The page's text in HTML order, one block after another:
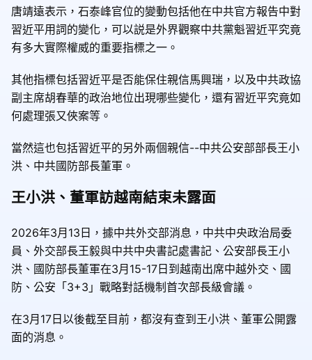
唐靖遠表示，石泰峰官位的變動包括他在中共官方報告中對
習近平用詞的變化，可以説是外界觀察中共黨魁習近平究竟
有多大實際權威的重要指標之一。
其他指標包括習近平是否能保住親信馬興瑞，以及中共政協
副主席胡春華的政治地位出現哪些變化，還有習近平究竟如
何處理張又俠案等。
當然這也包括習近平的另外兩個親信--中共公安部部長王小
洪、中共國防部長董軍。
王小洪、董軍訪越南結束未露面
2026年3月13日，據中共外交部消息，中共中央政治局委
員、外交部長王毅與中共中央書記處書記、公安部長王小
洪、國防部長董軍在3月15-17日到越南出席中越外交、國
防、公安「3+3」戰略對話機制首次部長級會議。
在3月17日以後截至目前，都沒有查到王小洪、董軍公開露
面的消息。